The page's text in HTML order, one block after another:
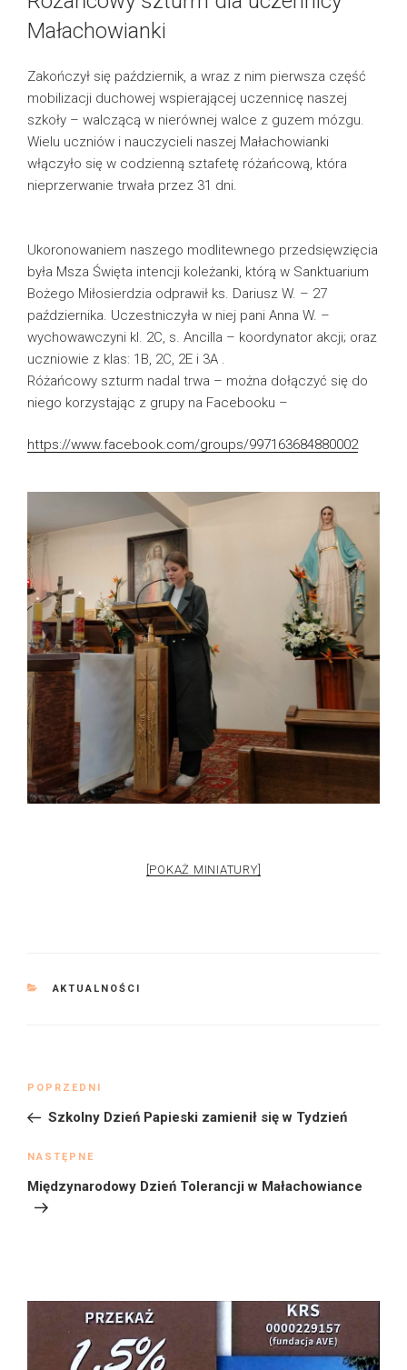
Małachowianki
Zakończył się październik, a wraz z nim pierwsza część
mobilizacji duchowej wspierającej uczennicę naszej
szkoły – walczącą w nierównej walce z guzem mózgu.
Wielu uczniów i nauczycieli naszej Małachowianki
włączyło się w codzienną sztafetę różańcową, która
nieprzerwanie trwała przez 31 dni.
Ukoronowaniem naszego modlitewnego przedsięwzięcia
była Msza Święta intencji koleżanki, którą w Sanktuarium
Bożego Miłosierdzia odprawił ks. Dariusz W. – 27
października. Uczestniczyła w niej pani Anna W. –
wychowawczyni kl. 2C, s. Ancilla – koordynator akcji; oraz
uczniowie z klas: 1B, 2C, 2E i 3A .
Różańcowy szturm nadal trwa – można dołączyć się do
niego korzystając z grupy na Facebooku –
https://www.facebook.com/groups/997163684880002
[POKAŻ MINIATURY]
KATEGORIE
AKTUALNOŚCI
Nawigacja
Poprzedni
wpis
POPRZEDNI
Szkolny Dzień Papieski zamienił się w Tydzień
Następny
wpis
NASTĘPNE
Międzynarodowy Dzień Tolerancji w Małachowiance